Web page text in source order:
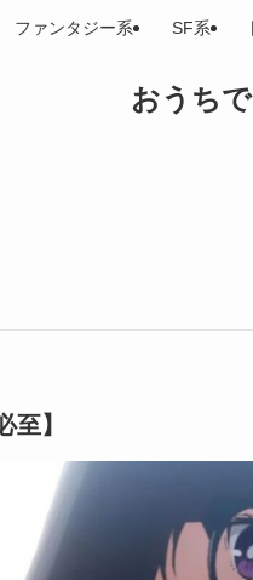
おうち
ファンタジー系 SF系
】